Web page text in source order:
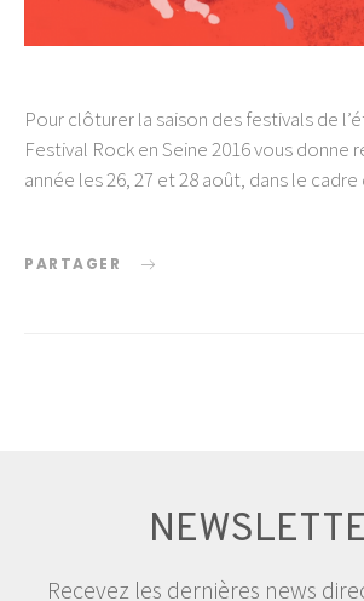
Pour clôturer la saison des festivals de
Festival Rock en Seine 2016 vous donne
année les 26, 27 et 28 août, dans le
PARTAGER
Recevez les dernières news